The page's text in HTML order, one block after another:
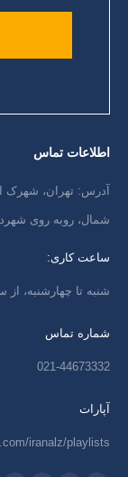
اطلاعات تماس
آدرس: تهران، شهرک
شمال، روبه روی
ساعت کاری:
شنبه تا چهارشنبه، از ساعت
شماره تماس
021-44673332
آپارات
iranalz/playlists